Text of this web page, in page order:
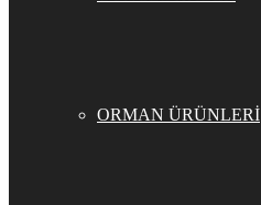
ORMAN ÜRÜNLERİ